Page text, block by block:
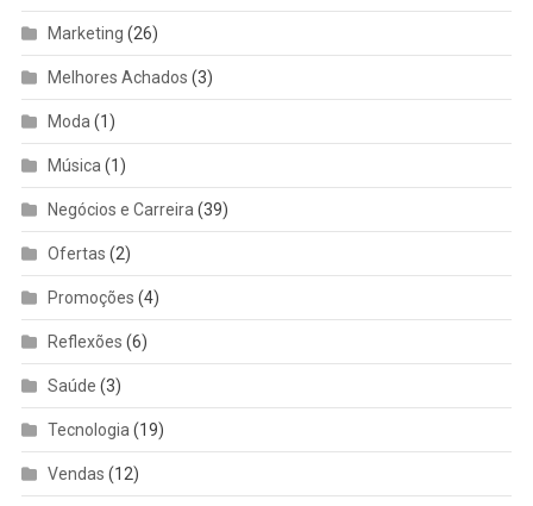
Marketing (26)
Melhores Achados (3)
Moda (1)
Música (1)
Negócios e Carreira (39)
Ofertas (2)
Promoções (4)
Reflexões (6)
Saúde (3)
Tecnologia (19)
Vendas (12)